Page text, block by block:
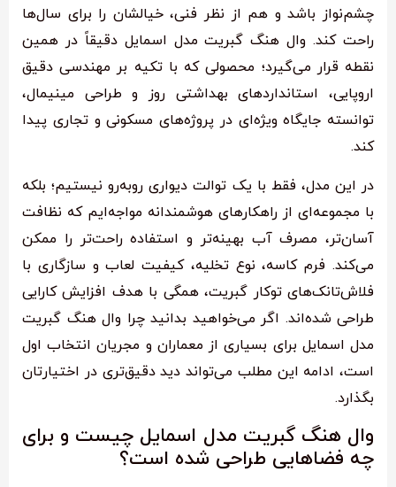
چشم‌نواز باشد و هم از نظر فنی، خیالشان را برای سال‌ها
راحت کند. وال هنگ گبریت مدل اسمایل دقیقاً در همین
نقطه قرار می‌گیرد؛ محصولی که با تکیه بر مهندسی دقیق
اروپایی، استانداردهای بهداشتی روز و طراحی مینیمال،
توانسته جایگاه ویژه‌ای در پروژه‌های مسکونی و تجاری پیدا
کند.
در این مدل، فقط با یک توالت دیواری روبه‌رو نیستیم؛ بلکه
با مجموعه‌ای از راهکارهای هوشمندانه مواجه‌ایم که نظافت
آسان‌تر، مصرف آب بهینه‌تر و استفاده راحت‌تر را ممکن
می‌کند. فرم کاسه، نوع تخلیه، کیفیت لعاب و سازگاری با
فلاش‌تانک‌های توکار گبریت، همگی با هدف افزایش کارایی
طراحی شده‌اند. اگر می‌خواهید بدانید چرا وال هنگ گبریت
مدل اسمایل برای بسیاری از معماران و مجریان انتخاب اول
است، ادامه این مطلب می‌تواند دید دقیق‌تری در اختیارتان
بگذارد.
وال هنگ گبریت مدل اسمایل چیست و برای
چه فضاهایی طراحی شده است؟